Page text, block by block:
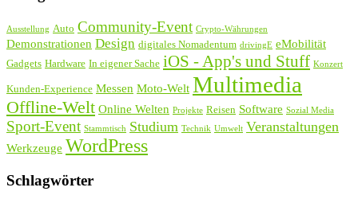
Ausstellung Auto Community-Event Crypto-Währungen
Demonstrationen Design digitales Nomadentum drivingE eMobilität
Gadgets Hardware In eigener Sache iOS - App's und Stuff Konzert
Kunden-Experience Messen Moto-Welt Multimedia
Offline-Welt Online Welten Projekte Reisen Software Sozial Media
Sport-Event Stammtisch Studium Technik Umwelt Veranstaltungen
Werkzeuge WordPress
Schlagwörter